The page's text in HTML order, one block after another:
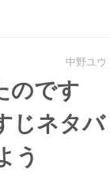
中野ユウ
のです
じネタバ
う